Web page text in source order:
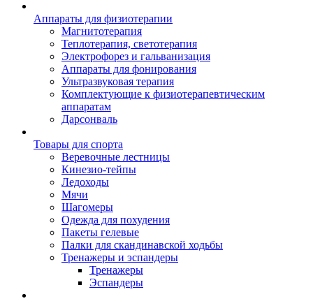
Аппараты для физиотерапии
Магнитотерапия
Теплотерапия, светотерапия
Электрофорез и гальванизация
Аппараты для фонирования
Ультразвуковая терапия
Комплектующие к физиотерапевтическим
аппаратам
Дарсонваль
Товары для спорта
Веревочные лестницы
Кинезио-тейпы
Ледоходы
Мячи
Шагомеры
Одежда для похудения
Пакеты гелевые
Палки для скандинавской ходьбы
Тренажеры и эспандеры
Тренажеры
Эспандеры